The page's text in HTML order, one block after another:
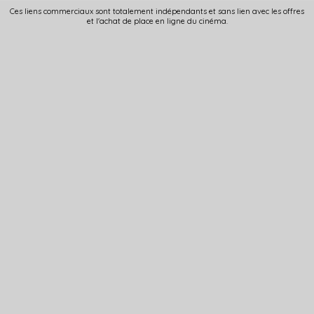
Ces liens commerciaux sont totalement indépendants et sans lien avec les offres
et l'achat de place en ligne du cinéma.